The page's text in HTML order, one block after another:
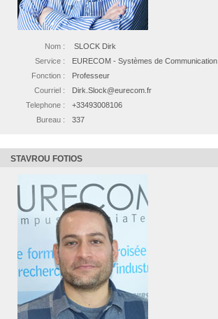
Nom :
SLOCK Dirk
Service :
EURECOM - Systèmes de Communication
Fonction :
Professeur
Courriel :
Dirk.Slock@eurecom.fr
Telephone :
+33493008106
Bureau :
337
STAVROU FOTIOS